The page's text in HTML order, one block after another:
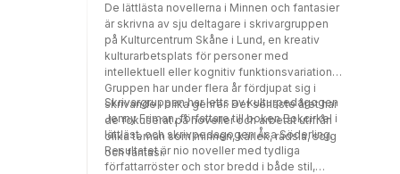
De lättlästa novellerna i Minnen och fantasier
är skrivna av sju deltagare i skrivargruppen
på Kulturcentrum Skåne i Lund, en kreativ
kulturarbetsplats för personer med
intellektuell eller kognitiv funktionsvariation.
Gruppen har under flera år fördjupat sig i
skrivande i olika genrer. Det senaste året har
de fokuserat på noveller och arbetat utifrån
olika teman som minnen, kärlek, rädsla, sorg
och fantasi.
Skrivargruppen har letts av kulturpedagogen
Jenny Friman, författare till boken Bokcirkel i
lättläst, och skrivpedagogen Åsa Söderling.
Resultatet är nio noveller med tydliga
författarröster och stor bredd i både stil,